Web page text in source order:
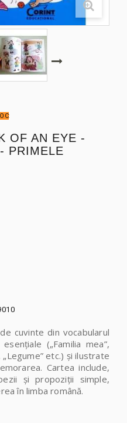
OF AN EYE -
PRIMELE
cuvinte din vocabularul
(„Familia mea”,
„Legume” etc.) şi ilustrate
Cartea include,
şi propoziţii simple,
în limba română.